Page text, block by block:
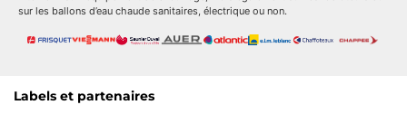
sur les ballons d’eau chaude sanitaires, électrique ou non.
Labels et partenaires